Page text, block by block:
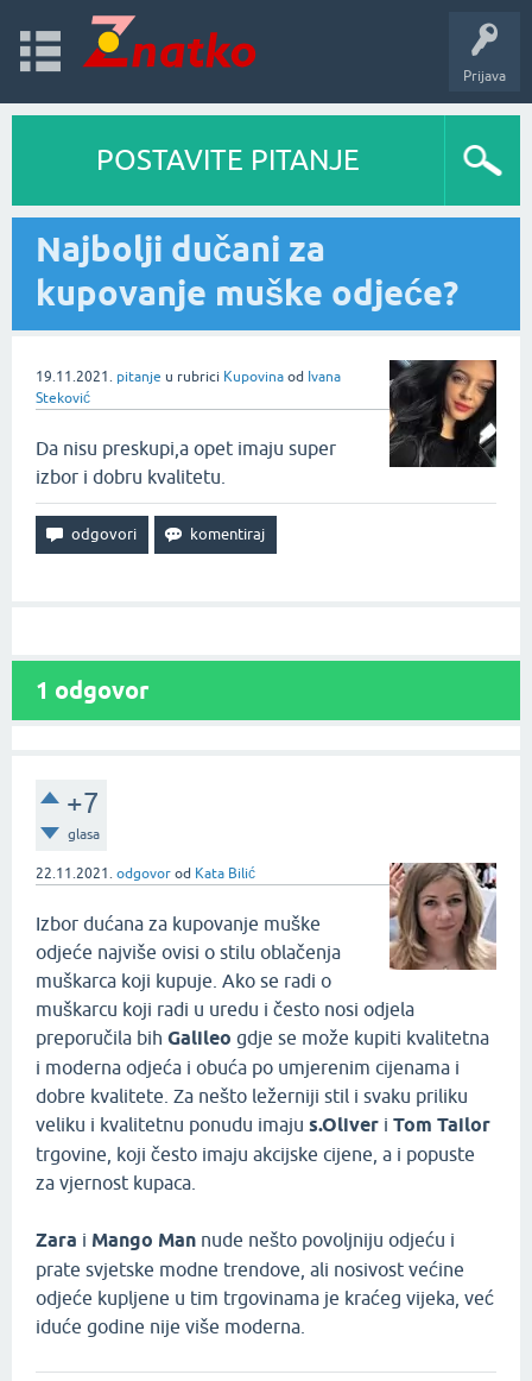
Prijava
POSTAVITE PITANJE
Najbolji dučani za
kupovanje muške odjeće?
19.11.2021. pitanje u rubrici Kupovina od Ivana
Steković
Da nisu preskupi,a opet imaju super
izbor i dobru kvalitetu.
1 odgovor
+7
glasa
22.11.2021. odgovor od Kata Bilić
Izbor dućana za kupovanje muške
odjeće najviše ovisi o stilu oblačenja
muškarca koji kupuje. Ako se radi o
muškarcu koji radi u uredu i često nosi odjela
preporučila bih Galileo gdje se može kupiti kvalitetna
i moderna odjeća i obuća po umjerenim cijenama i
dobre kvalitete. Za nešto ležerniji stil i svaku priliku
veliku i kvalitetnu ponudu imaju s.Oliver i Tom Tailor
trgovine, koji često imaju akcijske cijene, a i popuste
za vjernost kupaca.
Zara i Mango Man nude nešto povoljniju odjeću i
prate svjetske modne trendove, ali nosivost većine
odjeće kupljene u tim trgovinama je kraćeg vijeka, već
iduće godine nije više moderna.